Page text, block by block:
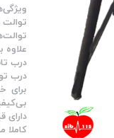
درب
درب
برای
دارای
کاملا